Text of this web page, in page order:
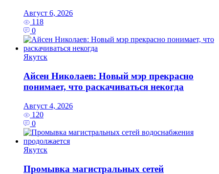
Август 6, 2026
118
0
Якутск
Айсен Николаев: Новый мэр прекрасно
понимает, что раскачиваться некогда
Август 4, 2026
120
0
Якутск
Промывка магистральных сетей